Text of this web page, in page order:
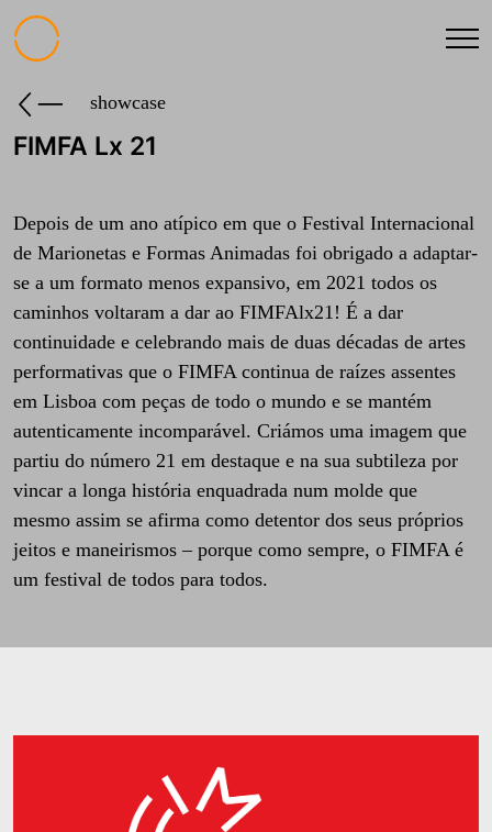
showcase
FIMFA Lx 21
Depois de um ano atípico em que o Festival Internacional
de Marionetas e Formas Animadas foi obrigado a adaptar-
se a um formato menos expansivo, em 2021 todos os
caminhos voltaram a dar ao FIMFAlx21! É a dar
continuidade e celebrando mais de duas décadas de artes
performativas que o FIMFA continua de raízes assentes
em Lisboa com peças de todo o mundo e se mantém
autenticamente incomparável. Criámos uma imagem que
partiu do número 21 em destaque e na sua subtileza por
vincar a longa história enquadrada num molde que
mesmo assim se afirma como detentor dos seus próprios
jeitos e maneirismos – porque como sempre, o FIMFA é
um festival de todos para todos.